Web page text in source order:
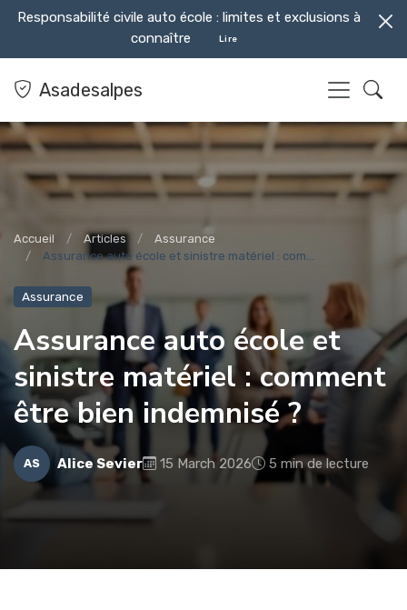
Responsabilité civile auto école : limites et exclusions à
connaître
Lire
Asadesalpes
Accueil Articles
Assurance
Assurance auto école et sinistre matériel : com...
Assurance
Assurance auto école et
sinistre matériel : comment
être bien indemnisé ?
AS Alice Sevier 15 March 2026 5 min de lecture